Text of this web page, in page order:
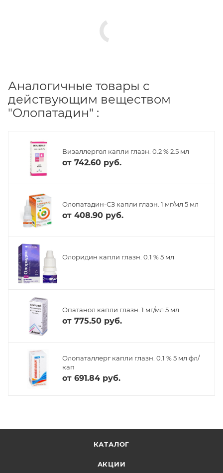
Аналогичные товары с
действующим веществом
"Олопатадин" :
Визаллергол капли глазн. 0.2 % 2.5 мл
от 742.60 руб.
Олопатадин-СЗ капли глазн. 1 мг/мл 5 мл
от 408.90 руб.
Олоридин капли глазн. 0.1 % 5 мл
Опатанол капли глазн. 1 мг/мл 5 мл
от 775.50 руб.
Олопаталлерг капли глазн. 0.1 % 5 мл фл/
кап
от 691.84 руб.
КАТАЛОГ
АКЦИИ